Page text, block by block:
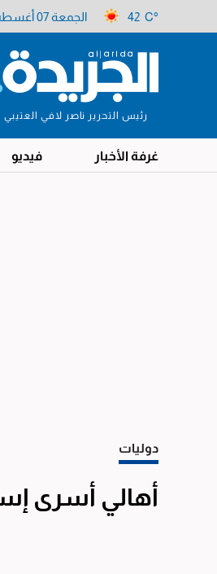
42 C° الجمعة 07 أغسطس 2026
رئيس التحرير ناصر لافي العتيبي
غرفة الأخبار فيديو
دوليات
أهالي أسرى